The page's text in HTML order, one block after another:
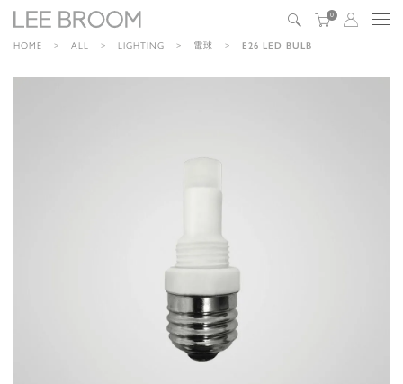
0
HOME ALL LIGHTING 電球 E26 LED BULB